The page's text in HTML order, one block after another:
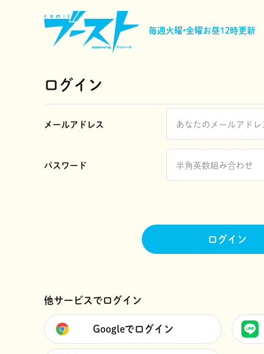
毎週火曜•金曜お昼12時更新
ログイン
メールアドレス
パスワード
ログイン
他サービスでログイン
Googleでログイン